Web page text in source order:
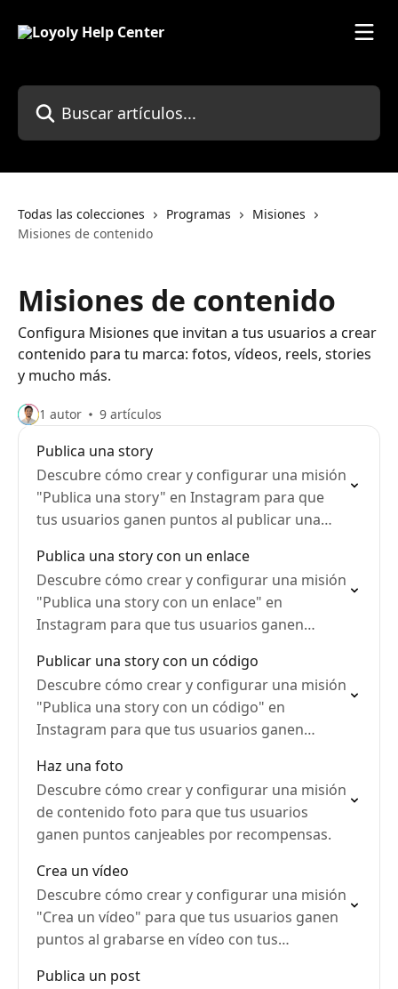
Buscar artículos...
Todas las colecciones Programas
Misiones
Misiones de contenido
Misiones de contenido
Configura Misiones que invitan a tus usuarios a crear
contenido para tu marca: fotos, vídeos, reels, stories
y mucho más.
1 autor 9 artículos
Publica una story
Descubre cómo crear y configurar una misión
"Publica una story" en Instagram para que
tus usuarios ganen puntos al publicar una
Publica una story con un enlace
Descubre cómo crear y configurar una misión
"Publica una story con un enlace" en
Instagram para que tus usuarios ganen
tu…
Publicar una story con un código
Descubre cómo crear y configurar una misión
"Publica una story con un código" en
Instagram para que tus usuarios ganen
promocional.
Haz una foto
Descubre cómo crear y configurar una misión
de contenido foto para que tus usuarios
ganen puntos canjeables por recompensas.
Crea un vídeo
Descubre cómo crear y configurar una misión
"Crea un vídeo" para que tus usuarios ganen
puntos al grabarse en vídeo con tus
Publica un post